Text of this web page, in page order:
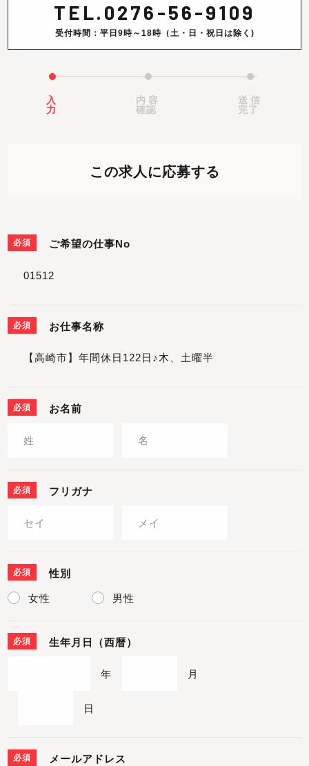
TEL. 0276-56-9109
受付時間：平日9時～18時（土・日・祝日は除く)
入
力
内容
確認
送信
完了
この求人に応募する
必須 ご希望の仕事No
必須 お仕事名称
必須 お名前
必須 フリガナ
必須 性別
女性 男性
必須 生年月日（西暦）
年 月
日
必須 メールアドレス